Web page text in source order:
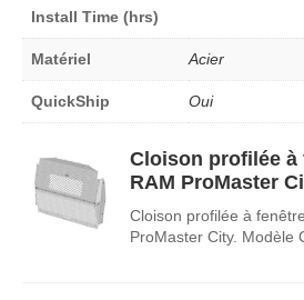
Install Time (hrs)
Matériel Acier
QuickShip Oui
Cloison profilée à
RAM ProMaster
Cloison profilée à
ProMaster City. Modèle